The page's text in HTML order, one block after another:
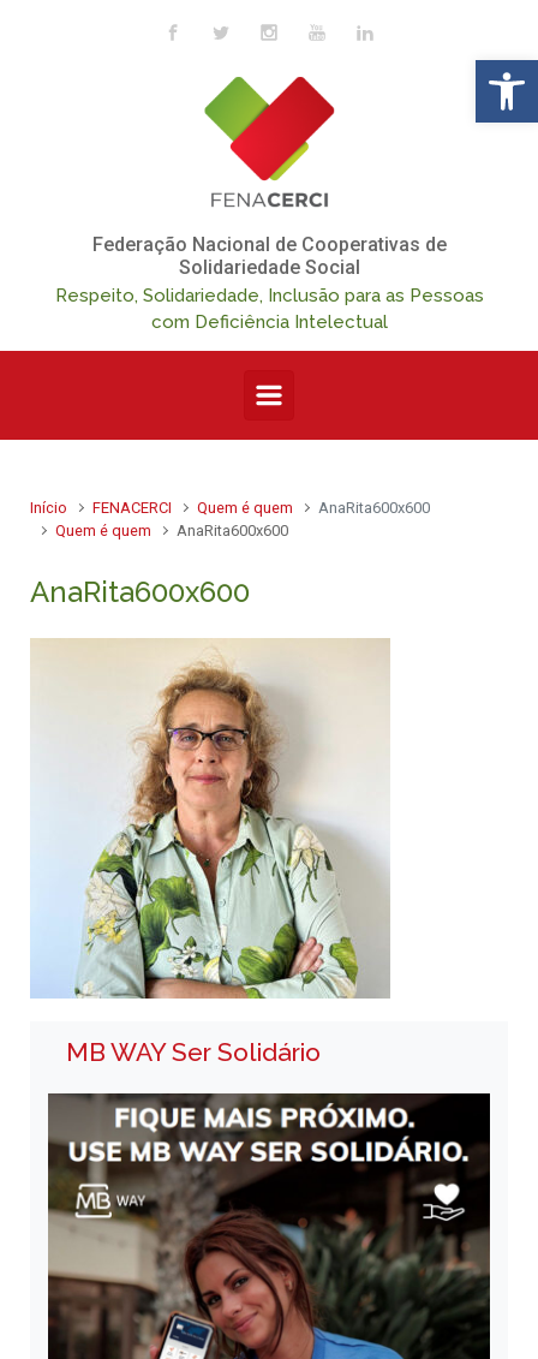
Skip to main content
Federação Nacional de Cooperativas de
Solidariedade Social
Respeito, Solidariedade, Inclusão para as Pessoas
com Deficiência Intelectual
Início FENACERCI Quem é quem
AnaRita600x600
Quem é quem
AnaRita600x600
AnaRita600x600
MB WAY Ser Solidário